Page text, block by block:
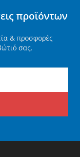
προϊόντων
& προσφορές
σας.